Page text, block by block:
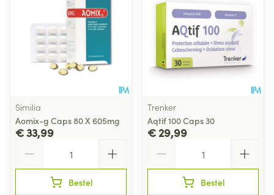
Similia
Aomix-g Caps 80 X 605mg
€ 33,99
Bestel
Trenker
Aqtif 100 Caps 30
€ 29,99
Bestel